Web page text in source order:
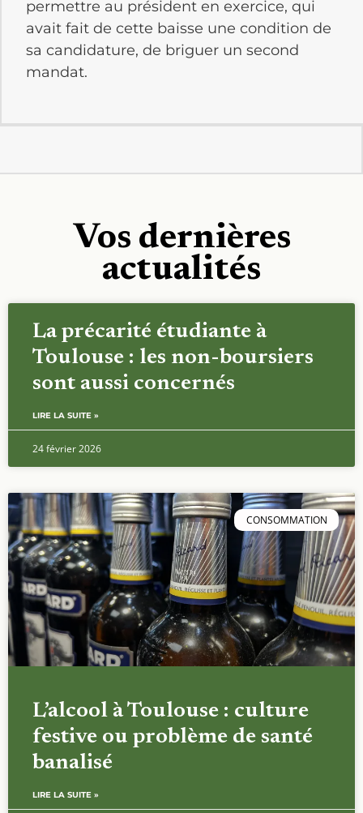
permettre au président en exercice, qui
avait fait de cette baisse une condition de
sa candidature, de briguer un second
mandat.
Vos dernières
actualités
La précarité étudiante à
Toulouse : les non-boursiers
sont aussi concernés
LIRE LA SUITE »
24 février 2026
CONSOMMATION
L’alcool à Toulouse : culture
festive ou problème de santé
banalisé
LIRE LA SUITE »